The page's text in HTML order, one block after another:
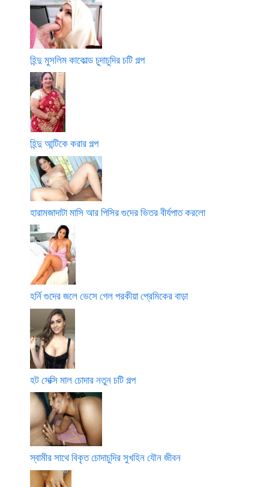
হিন্দু মুসলিম কাকোল্ড চুদাচুদির চটি গল্প
হিন্দু আন্টিকে করার গল্প
হারামজাদাটা মাসি আর পিসির গুদের ভিতর বীর্যপাত করলো
হর্নি গুদের জলে ভেসে গেল পরকীয়া প্রেমিকের বাড়া
হট সেক্সি মাল চোদার নতুন চটি গল্প
স্বামীর সাথে বিকৃত চোদাচুদির সুখহিন যৌন জীবন